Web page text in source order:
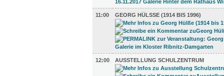
11:00 GEORG HÜLSSE (1914 BIS 1996)
12:00 AUSSTELLUNG SCHULZENTRUM